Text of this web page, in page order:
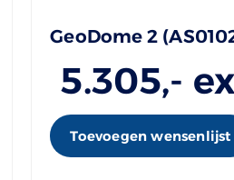
GeoDome 2
5.305,-
Toevoegen wensenlijst